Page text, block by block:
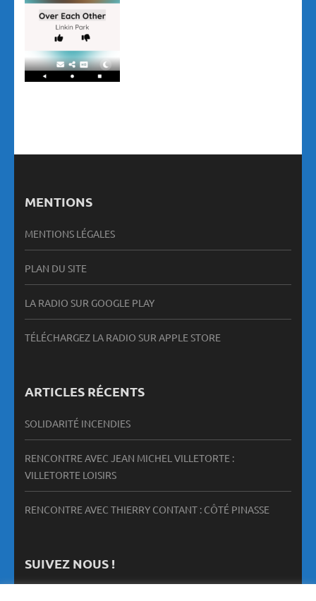
MENTIONS
MENTIONS LÉGALES
PLAN DU SITE
LA RADIO SUR GOOGLE PLAY
TÉLÉCHARGEZ LA RADIO SUR APPLE STORE
ARTICLES RÉCENTS
SOLIDARITÉ INCENDIES
RENCONTRE AVEC JEAN MICHEL VILLETORTE :
VILLETORTE LOISIRS
RENCONTRE AVEC THIERRY CONTANT : CÔTÉ PINASSE
SUIVEZ NOUS !